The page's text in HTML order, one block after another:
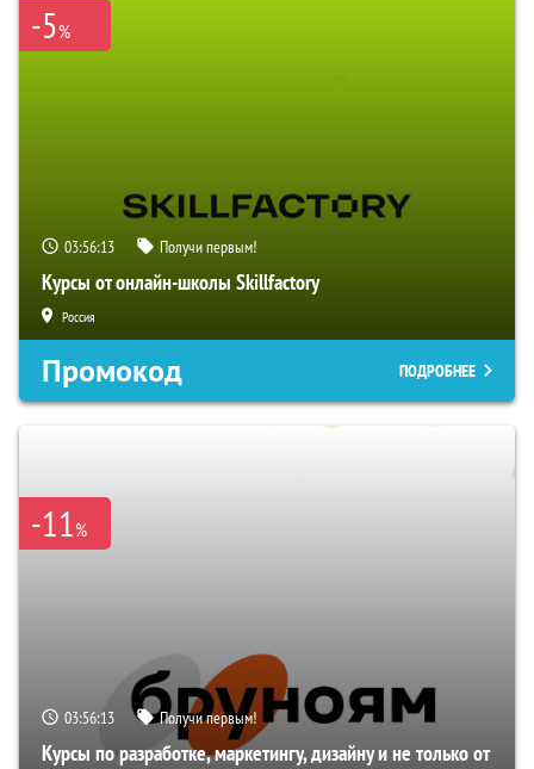
-5%
03:56:12 Получи первым!
Курсы от онлайн-школы Skillfactory
Россия
Промокод ПОДРОБНЕЕ
-11%
03:56:12 Получи первым!
Курсы по разработке, маркетингу, дизайну и не только от